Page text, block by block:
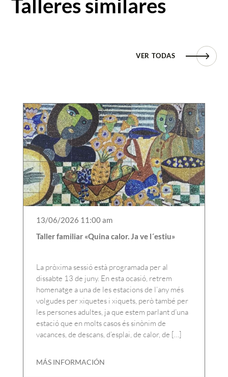
Talleres similares
VER TODAS
13/06/2026 11:00 am
Taller familiar «Quina calor. Ja ve l´estiu»
La pròxima sessió està programada per al
dissabte 13 de juny. En esta ocasió, retrem
homenatge a una de les estacions de l’any més
volgudes per xiquetes i xiquets, però també per
les persones adultes, ja que estem parlant d’una
estació que en molts casos és sinònim de
vacances, de descans, d’esplai, de calor, de […]
MÁS INFORMACIÓN